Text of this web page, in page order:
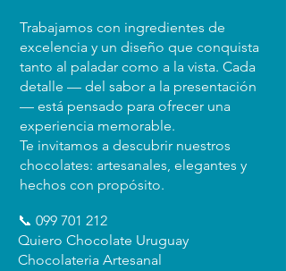
Enviar
Trabajamos con ingredientes de
excelencia y un diseño que conquista
tanto al paladar como a la vista. Cada
detalle — del sabor a la presentación
— está pensado para ofrecer una
experiencia memorable.
Te invitamos a descubrir nuestros
chocolates: artesanales, elegantes y
hechos con propósito.
📞 099 701 212
Quiero Chocolate Uruguay
Chocolateria Artesanal